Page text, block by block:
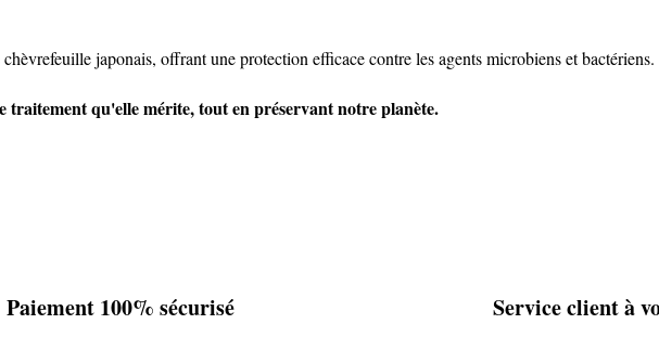
japonais, offrant une protection efficace contre les agents microbiens et bactériens.
traitement qu'elle mérite, tout en préservant notre planète.
Paiement 100% sécurisé Service client à